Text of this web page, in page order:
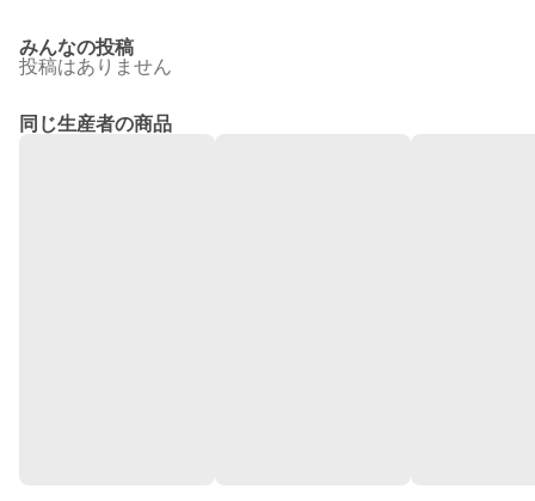
みんなの投稿
投稿はありません
同じ生産者の商品